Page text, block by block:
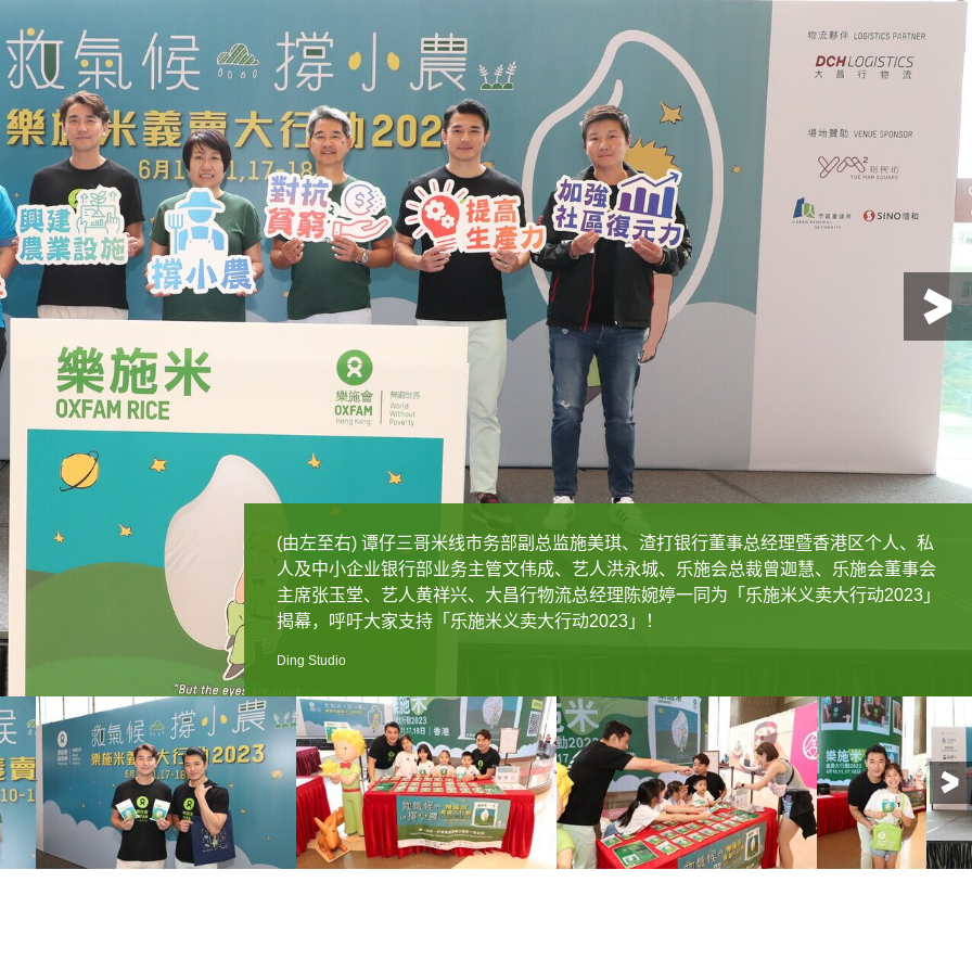
(由左至右) 谭仔三哥米线市务部副总监施美琪、渣打银行董事总经理暨香港区个人、私
人及中小企业银行部业务主管文伟成、艺人洪永城、乐施会总裁曾迦慧、乐施会董事会
主席张玉堂、艺人黄祥兴、大昌行物流总经理陈婉婷一同为「乐施米义卖大行动2023」
揭幕，呼吁大家支持「乐施米义卖大行动2023」！
Ding Studio
乐施会董事会主席张玉堂致欢迎辞。
Ding Studio
艺人洪永城(左)、黄祥兴(右)呼吁大家支持「乐施米义卖大行动2023」！
Ding Studio
艺人洪永城(右一)、艺人黄祥兴(左一)与囡囡(左二)及朋友们一同身体力行卖米，支持贫
穷小农。
Ding Studio
艺人洪永城(右二)、艺人黄祥兴(左一)与囡囡(左二)及朋友们一同身体力行卖米，支持贫
穷小农。
Ding Studio
艺人黄祥兴与囡囡一同身体力行卖米，支持贫穷小农。
Ding Studio